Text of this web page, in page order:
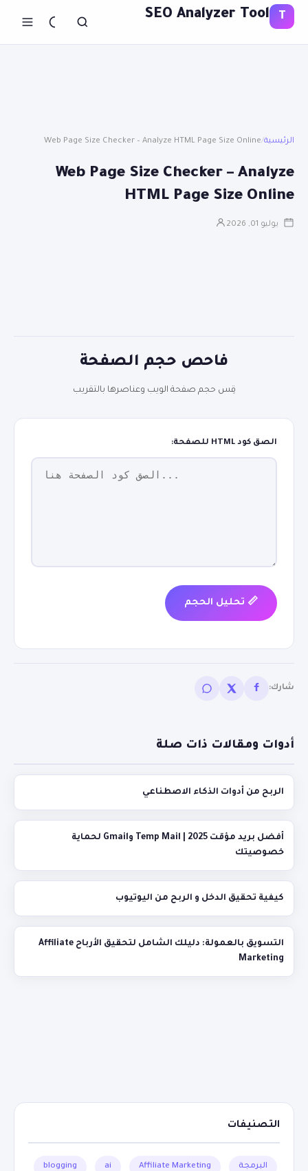
T
SEO Analyzer Tool
الرئيسية/
Web Page Size Checker – Analyze HTML Page Size Online
Web Page Size Checker – Analyze
HTML Page Size Online
يوليو 01, 2026
فاحص حجم الصفحة
قِس حجم صفحة الويب وعناصرها بالتقريب
الصق كود HTML للصفحة:
📏 تحليل الحجم
شارك:
أدوات ومقالات ذات صلة
الربح من أدوات الذكاء الاصطناعي
أفضل بريد مؤقت 2025 | Temp Mail وGmail لحماية
خصوصيتك
كيفية تحقيق الدخل و الربح من اليوتيوب
التسويق بالعمولة: دليلك الشامل لتحقيق الأرباح Affiliate
Marketing
التصنيفات
البرمجة Affiliate Marketing
ai
blogging